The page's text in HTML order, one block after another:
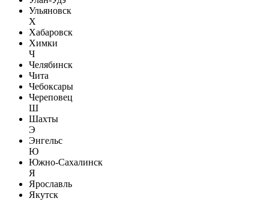
Ульяновск
Х
Хабаровск
Химки
Ч
Челябинск
Чита
Чебоксары
Череповец
Ш
Шахты
Э
Энгельс
Ю
Южно-Сахалинск
Я
Ярославль
Якутск